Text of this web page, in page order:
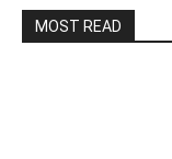
MOST READ